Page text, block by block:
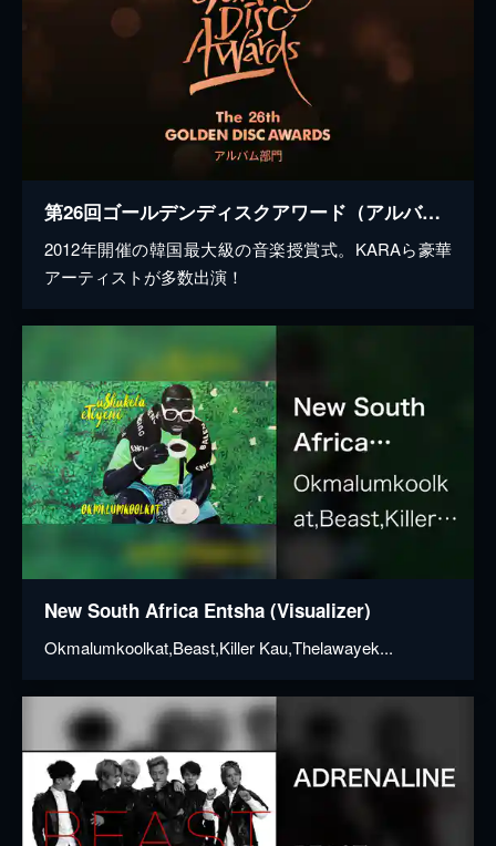
第26回ゴールデンディスクアワード（アルバム部門）
2012年開催の韓国最大級の音楽授賞式。KARAら豪華
アーティストが多数出演！
New South Africa Entsha (Visualizer)
Okmalumkoolkat,Beast,Killer Kau,Thelawayek...